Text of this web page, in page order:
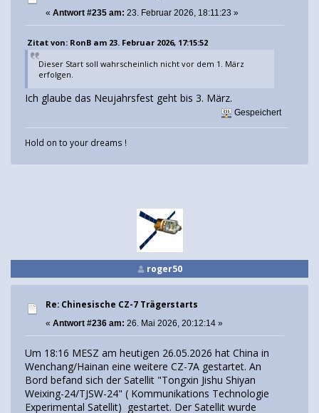
« Antwort #235 am: 23. Februar 2026, 18:11:23 »
Zitat von: RonB am 23. Februar 2026, 17:15:52
Dieser Start soll wahrscheinlich nicht vor dem 1. März
erfolgen.
Ich glaube das Neujahrsfest geht bis 3. März.
Gespeichert
Hold on to your dreams !
roger50
Re: Chinesische CZ-7 Trägerstarts
« Antwort #236 am: 26. Mai 2026, 20:12:14 »
Um 18:16 MESZ am heutigen 26.05.2026 hat China in
Wenchang/Hainan eine weitere CZ-7A gestartet. An
Bord befand sich der Satellit "Tongxin Jishu Shiyan
Weixing-24/TJSW-24" ( Kommunikations Technologie
Experimental Satellit) gestartet. Der Satellit wurde